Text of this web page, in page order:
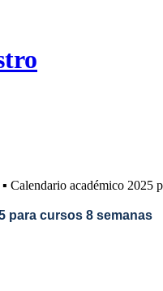
▪ Calendario académico 2025
para cursos 8 semanas